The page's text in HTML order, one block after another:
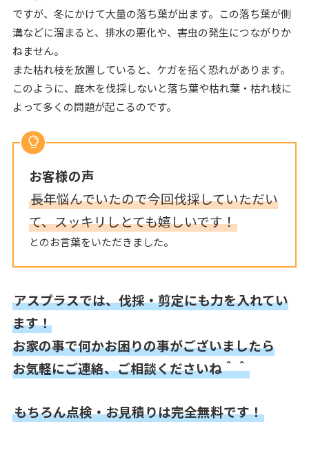
ですが、冬にかけて大量の落ち葉が出ます。この落ち葉が側
溝などに溜まると、排水の悪化や、害虫の発生につながりか
ねません。
また枯れ枝を放置していると、ケガを招く恐れがあります。
このように、庭木を伐採しないと落ち葉や枯れ葉・枯れ枝に
よって多くの問題が起こるのです。
お客様の声
長年悩んでいたので今回伐採していただい
て、スッキリしとても嬉しいです！
とのお言葉をいただきました。
アスプラスでは、伐採・剪定にも力を入れてい
ます！
お家の事で何かお困りの事がございましたら
お気軽にご連絡、ご相談くださいね＾＾
もちろん点検・お見積りは完全無料です！